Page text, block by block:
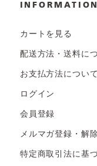
INFORMATION
カートを見る
配送方法・送料に
お支払方法について
ログイン
会員登録
メルマガ登録・解除
特定商取引法に基